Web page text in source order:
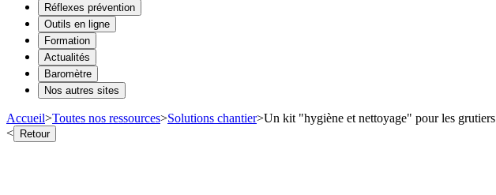
Réflexes prévention
Outils en ligne
Formation
Actualités
Baromètre
Nos autres sites
Accueil>Toutes nos ressources>Solutions chantier>Un kit "hygiène et nettoyage" pour les grutiers
< Retour